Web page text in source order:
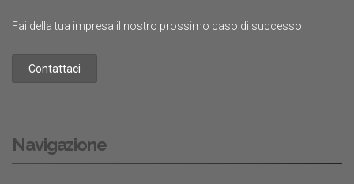
Fai della tua impresa il nostro prossimo caso di successo
Contattaci
Navigazione